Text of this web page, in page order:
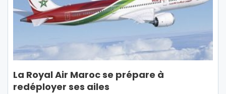
La Royal Air Maroc se prépare à
redéployer ses ailes